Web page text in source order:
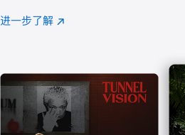
注
进一步了解 Apple
(在
口
中
打
开)